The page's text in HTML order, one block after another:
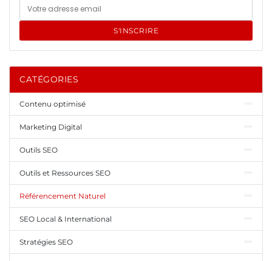
S'INSCRIRE
CATÉGORIES
Contenu optimisé
Marketing Digital
Outils SEO
Outils et Ressources SEO
Référencement Naturel
SEO Local & International
Stratégies SEO